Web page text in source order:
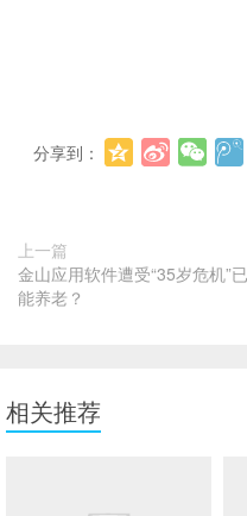
分享到：
上一篇
金山应用软件遭受“35岁危机”
能养老？
相关推荐